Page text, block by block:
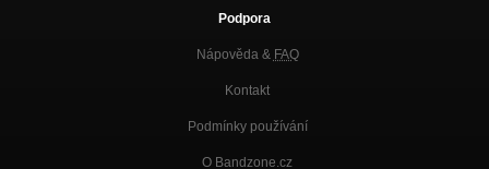
EINS ZWEI DRYMAN MIXTAPE VOL.2
Kdo ty jsi? Kdo tě zná? (ft. Hugo Toxxx)
Podpora
Nápověda & FAQ
Kontakt
Podmínky používání
O Bandzone.cz